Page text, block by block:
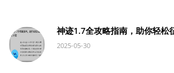
神迹1.7全攻略指南，助你轻松
2025-05-30